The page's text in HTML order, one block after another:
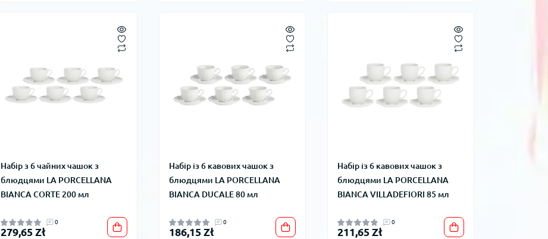
Набір з 6 чайних чашок з
блюдцями LA PORCELLANA
BIANCA CORTE 200 мл
0
279,65 Zł
Набір із 6 кавових чашок з
блюдцями LA PORCELLANA
BIANCA DUCALE 80 мл
0
186,15 Zł
Набір із 6 кавових чашок з
блюдцями LA PORCELLANA
BIANCA VILLADEFIORI 85 мл
0
211,65 Zł